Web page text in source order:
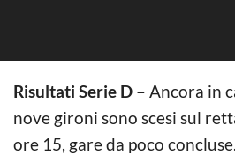
Risultati Serie D – Ancora in
nove gironi sono scesi sul
ore 15, gare da poco